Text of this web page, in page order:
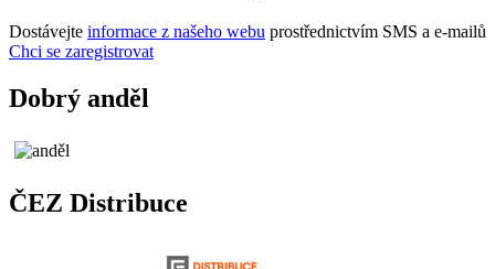
Dostávejte informace z našeho webu prostřednictvím SMS a e-mailů
Chci se zaregistrovat
Dobrý anděl
ČEZ Distribuce